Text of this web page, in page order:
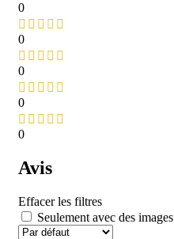
0
0
0
0
0
Avis
Effacer les filtres
Seulement avec des images